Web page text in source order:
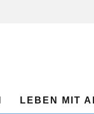
LEBEN MIT